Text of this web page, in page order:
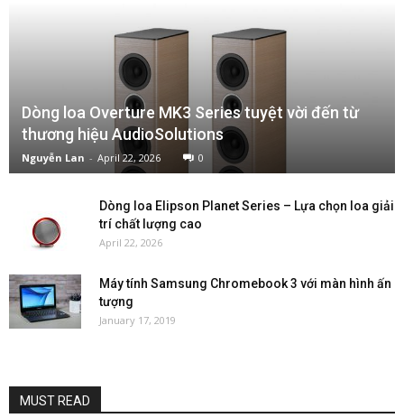
Dòng loa Overture MK3 Series tuyệt vời đến từ
thương hiệu AudioSolutions
Nguyễn Lan - April 22, 2026 0
Dòng loa Elipson Planet Series – Lựa chọn loa giải
trí chất lượng cao
April 22, 2026
Máy tính Samsung Chromebook 3 với màn hình ấn
tượng
January 17, 2019
MUST READ